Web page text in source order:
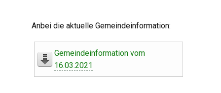
Leben in Oberdorf
Anbei die aktuelle Gemeindeinformation:
Gemeindeinformation vom
16.03.2021